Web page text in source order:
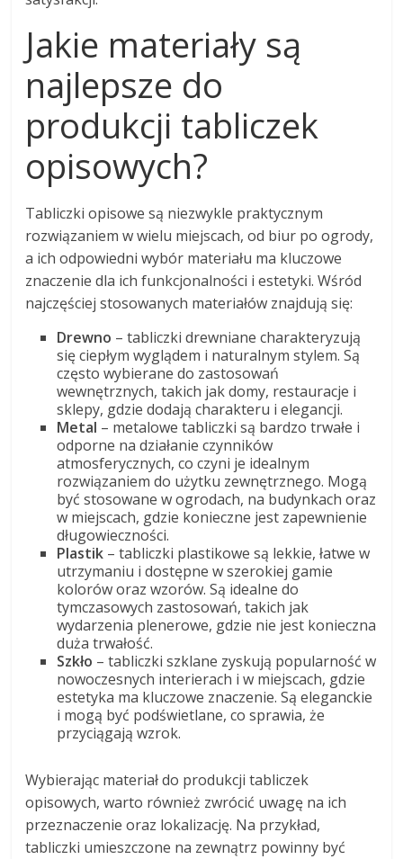
Jakie materiały są
najlepsze do
produkcji tabliczek
opisowych?
Tabliczki opisowe są niezwykle praktycznym
rozwiązaniem w wielu miejscach, od biur po ogrody,
a ich odpowiedni wybór materiału ma kluczowe
znaczenie dla ich funkcjonalności i estetyki. Wśród
najczęściej stosowanych materiałów znajdują się:
Drewno – tabliczki drewniane charakteryzują
się ciepłym wyglądem i naturalnym stylem. Są
często wybierane do zastosowań
wewnętrznych, takich jak domy, restauracje i
sklepy, gdzie dodają charakteru i elegancji.
Metal – metalowe tabliczki są bardzo trwałe i
odporne na działanie czynników
atmosferycznych, co czyni je idealnym
rozwiązaniem do użytku zewnętrznego. Mogą
być stosowane w ogrodach, na budynkach oraz
w miejscach, gdzie konieczne jest zapewnienie
długowieczności.
Plastik – tabliczki plastikowe są lekkie, łatwe w
utrzymaniu i dostępne w szerokiej gamie
kolorów oraz wzorów. Są idealne do
tymczasowych zastosowań, takich jak
wydarzenia plenerowe, gdzie nie jest konieczna
duża trwałość.
Szkło – tabliczki szklane zyskują popularność w
nowoczesnych interierach i w miejscach, gdzie
estetyka ma kluczowe znaczenie. Są eleganckie
i mogą być podświetlane, co sprawia, że
przyciągają wzrok.
Wybierając materiał do produkcji tabliczek
opisowych, warto również zwrócić uwagę na ich
przeznaczenie oraz lokalizację. Na przykład,
tabliczki umieszczone na zewnątrz powinny być